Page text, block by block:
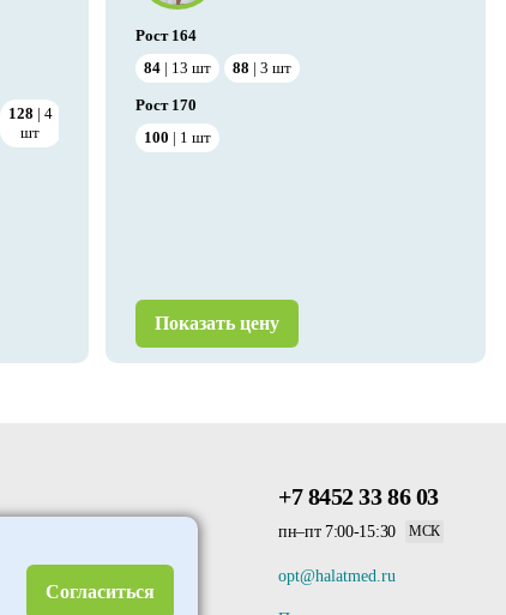
128
4
шт
Рост164
84
13 шт 88 3 шт
Рост170
100
1 шт
Показать цену
+7 8452 33 86 03
пн–пт 7:00-15:30 МСК
opt@halatmed.ru
Согласиться